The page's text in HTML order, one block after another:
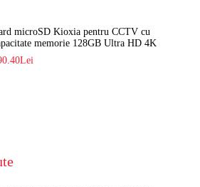
microSD Kioxia pentru CCTV cu
memorie 128GB Ultra HD 4K